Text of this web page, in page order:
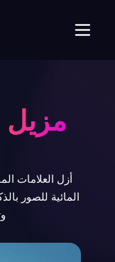
مزيل
أزل العلامات
المائية للصور